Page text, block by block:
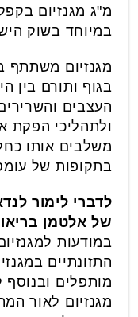
מ"ג מגנזיום
במיוחד בשוק
מגנזיום משתתף
בגוף ותורם בין
העצבים
ולתהליכי הפקת
משלבים אותו
בתקופות של
לדברי לימור
של אלטמן
במודעות
התזונתיים
מותפלים
מגנזיום לאור